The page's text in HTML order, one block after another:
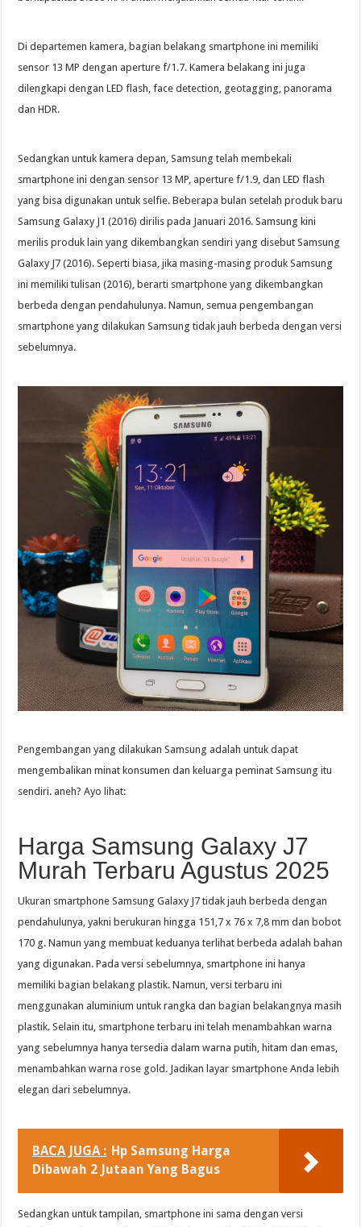
Di departemen kamera, bagian belakang smartphone ini memiliki
sensor 13 MP dengan aperture f/1.7. Kamera belakang ini juga
dilengkapi dengan LED flash, face detection, geotagging, panorama
dan HDR.
Sedangkan untuk kamera depan, Samsung telah membekali
smartphone ini dengan sensor 13 MP, aperture f/1.9, dan LED flash
yang bisa digunakan untuk selfie. Beberapa bulan setelah produk baru
Samsung Galaxy J1 (2016) dirilis pada Januari 2016. Samsung kini
merilis produk lain yang dikembangkan sendiri yang disebut Samsung
Galaxy J7 (2016). Seperti biasa, jika masing-masing produk Samsung
ini memiliki tulisan (2016), berarti smartphone yang dikembangkan
berbeda dengan pendahulunya. Namun, semua pengembangan
smartphone yang dilakukan Samsung tidak jauh berbeda dengan versi
sebelumnya.
Pengembangan yang dilakukan Samsung adalah untuk dapat
mengembalikan minat konsumen dan keluarga peminat Samsung itu
sendiri. aneh? Ayo lihat:
Harga Samsung Galaxy J7
Murah Terbaru Agustus 2025
Ukuran smartphone Samsung Galaxy J7 tidak jauh berbeda dengan
pendahulunya, yakni berukuran hingga 151,7 x 76 x 7,8 mm dan bobot
170 g. Namun yang membuat keduanya terlihat berbeda adalah bahan
yang digunakan. Pada versi sebelumnya, smartphone ini hanya
memiliki bagian belakang plastik. Namun, versi terbaru ini
menggunakan aluminium untuk rangka dan bagian belakangnya masih
plastik. Selain itu, smartphone terbaru ini telah menambahkan warna
yang sebelumnya hanya tersedia dalam warna putih, hitam dan emas,
menambahkan warna rose gold. Jadikan layar smartphone Anda lebih
elegan dari sebelumnya.
BACA JUGA : Hp Samsung Harga
Dibawah 2 Jutaan Yang Bagus
Sedangkan untuk tampilan, smartphone ini sama dengan versi